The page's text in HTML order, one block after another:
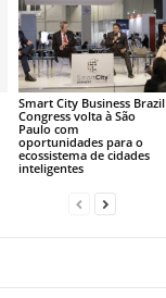
Smart City Business Brazil
Congress volta à São
Paulo com
oportunidades para o
ecossistema de cidades
inteligentes